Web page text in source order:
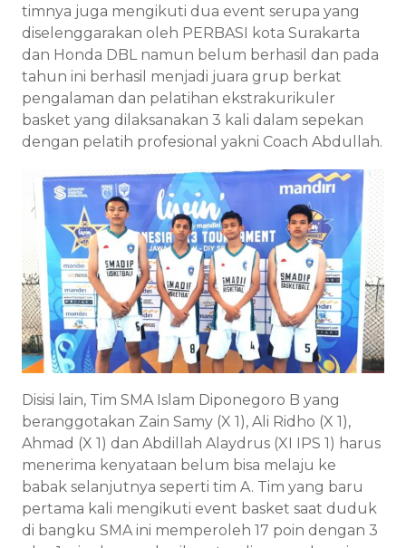
timnya juga mengikuti dua event serupa yang
diselenggarakan oleh PERBASI kota Surakarta
dan Honda DBL namun belum berhasil dan pada
tahun ini berhasil menjadi juara grup berkat
pengalaman dan pelatihan ekstrakurikuler
basket yang dilaksanakan 3 kali dalam sepekan
dengan pelatih profesional yakni Coach Abdullah.
Disisi lain, Tim SMA Islam Diponegoro B yang
beranggotakan Zain Samy (X 1), Ali Ridho (X 1),
Ahmad (X 1) dan Abdillah Alaydrus (XI IPS 1) harus
menerima kenyataan belum bisa melaju ke
babak selanjutnya seperti tim A. Tim yang baru
pertama kali mengikuti event basket saat duduk
di bangku SMA ini memperoleh 17 poin dengan 3